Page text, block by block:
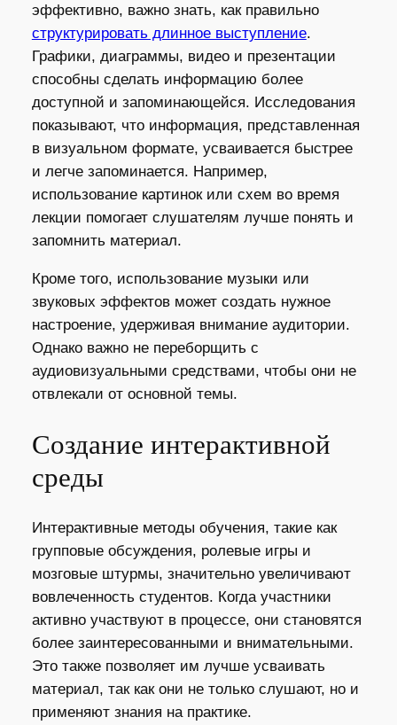
эффективно, важно знать, как правильно
структурировать длинное выступление.
Графики, диаграммы, видео и презентации
способны сделать информацию более
доступной и запоминающейся. Исследования
показывают, что информация, представленная
в визуальном формате, усваивается быстрее
и легче запоминается. Например,
использование картинок или схем во время
лекции помогает слушателям лучше понять и
запомнить материал.
Кроме того, использование музыки или
звуковых эффектов может создать нужное
настроение, удерживая внимание аудитории.
Однако важно не переборщить с
аудиовизуальными средствами, чтобы они не
отвлекали от основной темы.
Создание интерактивной
среды
Интерактивные методы обучения, такие как
групповые обсуждения, ролевые игры и
мозговые штурмы, значительно увеличивают
вовлеченность студентов. Когда участники
активно участвуют в процессе, они становятся
более заинтересованными и внимательными.
Это также позволяет им лучше усваивать
материал, так как они не только слушают, но и
применяют знания на практике.